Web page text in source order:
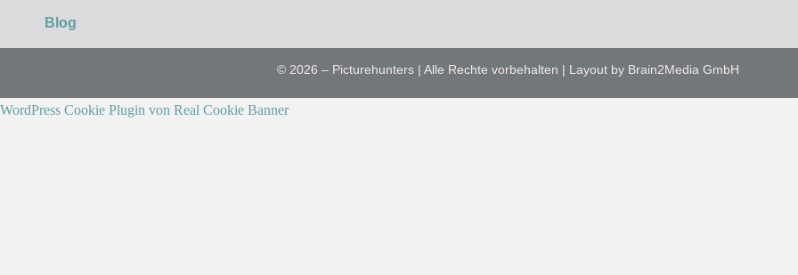
Blog
© 2026 – Picturehunters | Alle Rechte vorbehalten | Layout by Brain2Media GmbH
WordPress Cookie Plugin von Real Cookie Banner